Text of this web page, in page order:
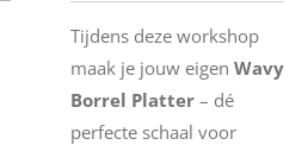
Tijdens deze workshop
maak je jouw eigen Wavy
Borrel Platter – dé
perfecte schaal voor